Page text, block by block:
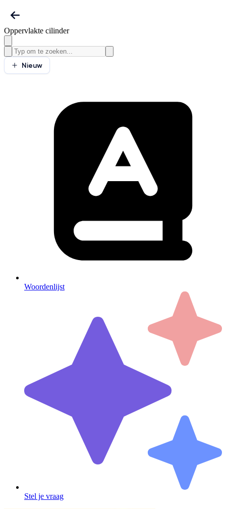
Oppervlakte cilinder
Nieuw
Woordenlijst
Stel je vraag